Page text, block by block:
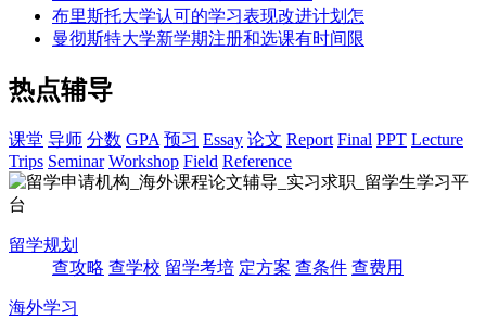
布里斯托大学认可的学习表现改进计划怎
曼彻斯特大学新学期注册和选课有时间限
热点辅导
课堂 导师 分数 GPA 预习 Essay 论文 Report Final PPT Lecture
Trips Seminar Workshop Field Reference
留学规划
查攻略 查学校 留学考培 定方案 查条件 查费用
海外学习